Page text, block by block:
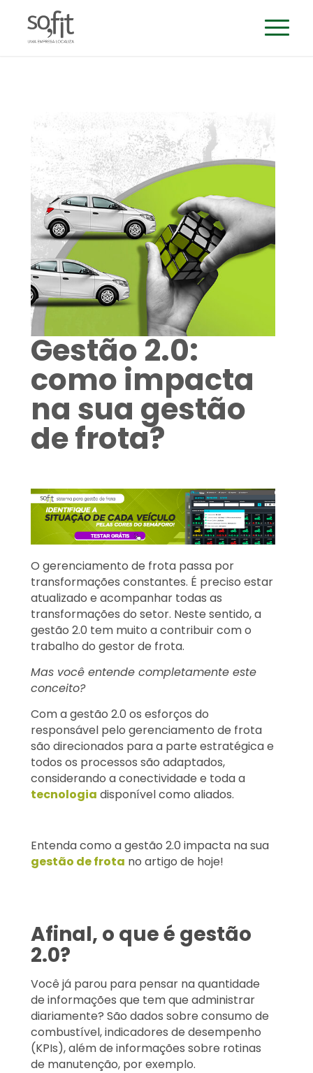
Gestão 2.0:
como impacta
na sua gestão
de frota?
O gerenciamento de frota passa por
transformações constantes. É preciso estar
atualizado e acompanhar todas as
transformações do setor. Neste sentido, a
gestão 2.0 tem muito a contribuir com o
trabalho do gestor de frota.
Mas você entende completamente este
conceito?
Com a gestão 2.0 os esforços do
responsável pelo gerenciamento de frota
são direcionados para a parte estratégica e
todos os processos são adaptados,
considerando a conectividade e toda a
tecnologia disponível como aliados.
Entenda como a gestão 2.0 impacta na sua
gestão de frota no artigo de hoje!
Afinal, o que é gestão
2.0?
Você já parou para pensar na quantidade
de informações que tem que administrar
diariamente? São dados sobre consumo de
combustível, indicadores de desempenho
(KPIs), além de informações sobre rotinas
de manutenção, por exemplo.